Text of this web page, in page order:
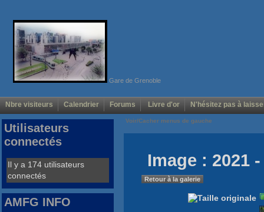
Gare de Grenoble
Nbre visiteurs Calendrier Forums Livre d'or N'hésitez pas à
Voir/Cacher menus de gauche
Image : 2021
Retour à la galerie
Utilisateurs
connectés
Il y a 174 utilisateurs
connectés
AMFG INFO